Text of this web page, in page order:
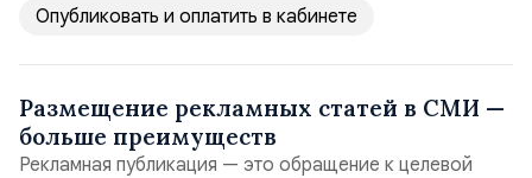
Опубликовать и оплатить в кабинете
Размещение рекламных статей в СМИ —
больше преимуществ
Рекламная публикация — это обращение к целевой